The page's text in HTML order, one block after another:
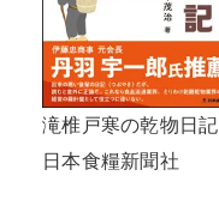
滝椎戸寒の乾物日記
日本食糧新聞社